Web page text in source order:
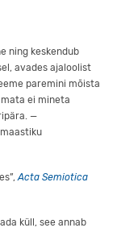
ning keskendub
avades ajaloolist
paremini mõista
ei mineta
—
Acta Semiotica
küll, see annab